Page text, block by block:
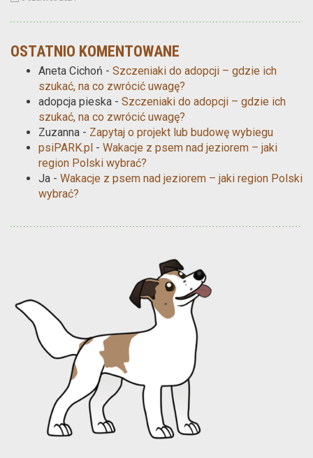
OSTATNIO KOMENTOWANE
Aneta Cichoń - Szczeniaki do adopcji – gdzie ich
szukać, na co zwrócić uwagę?
adopcja pieska - Szczeniaki do adopcji – gdzie ich
szukać, na co zwrócić uwagę?
Zuzanna - Zapytaj o projekt lub budowę wybiegu
psiPARK.pl - Wakacje z psem nad jeziorem – jaki
region Polski wybrać?
Ja - Wakacje z psem nad jeziorem – jaki region Polski
wybrać?